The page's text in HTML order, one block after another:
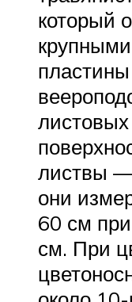
который
листвы
они
60 см
см. При